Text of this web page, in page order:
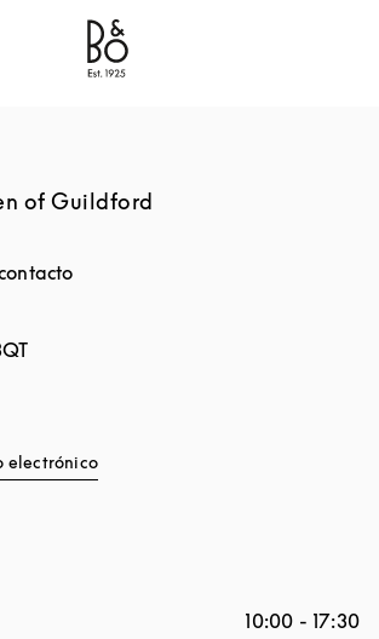
Bang & Olufsen - Exist to create
of Guildford
electrónico
10:00 - 17:30